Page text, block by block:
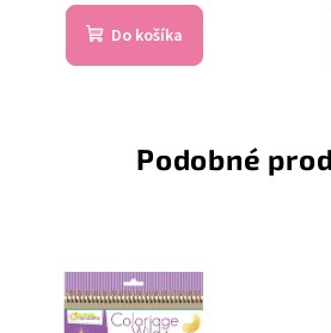
Do košíka
Podobné